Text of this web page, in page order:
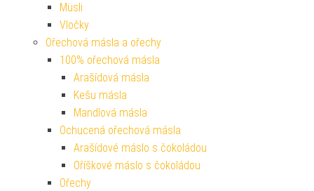
Müsli
Vločky
Ořechová másla a ořechy
100% ořechová másla
Arašídová másla
Kešu másla
Mandlová másla
Ochucená ořechová másla
Arašídové máslo s čokoládou
Oříškové máslo s čokoládou
Ořechy